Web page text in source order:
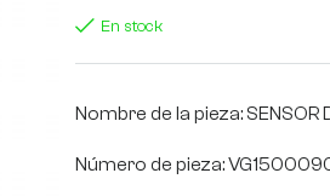
En stock
Nombre de la pieza: SENSOR
Número de pieza: